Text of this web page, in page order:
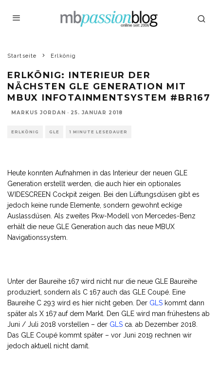
Startseite Erlkönig
ERLKÖNIG: INTERIEUR DER
NÄCHSTEN GLE GENERATION MIT
MBUX INFOTAINMENTSYSTEM #BR167
MARKUS JORDAN · 25. JANUAR 2018
ERLKÖNIG GLE 1 MINUTE LESEDAUER
Heute konnten Aufnahmen in das Interieur der neuen GLE
Generation erstellt werden, die auch hier ein optionales
WIDESCREEN Cockpit zeigen. Bei den Lüftungsdüsen gibt es
jedoch keine runde Elemente, sondern gewohnt eckige
Auslassdüsen. Als zweites Pkw-Modell von Mercedes-Benz
erhält die neue GLE Generation auch das neue MBUX
Navigationssystem.
Unter der Baureihe 167 wird nicht nur die neue GLE Baureihe
produziert, sondern als C 167 auch das GLE Coupé. Eine
Baureihe C 293 wird es hier nicht geben. Der GLS kommt dann
später als X 167 auf dem Markt. Den GLE wird man frühestens ab
Juni / Juli 2018 vorstellen – der GLS ca. ab Dezember 2018.
Das GLE Coupé kommt später – vor Juni 2019 rechnen wir
jedoch aktuell nicht damit.